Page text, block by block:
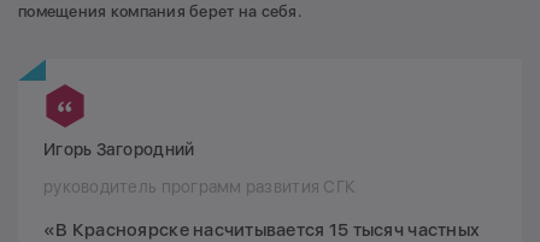
помещения компания берет на себя.
Игорь Загородний
руководитель программ развития СГК
«В Красноярске насчитывается 15 тысяч частных